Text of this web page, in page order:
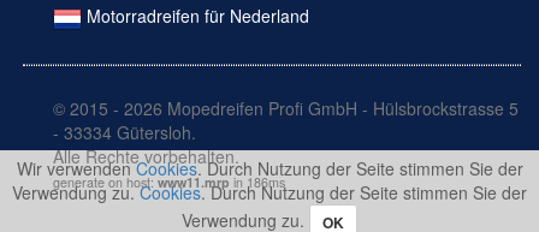
Wir verwendenCookies. Durch Nutzung der Seite stimmen Sie der
Verwendung zu.Cookies. Durch Nutzung der Seite stimmen Sie der
Verwendung zu.
OK
Motorradreifen für Nederland
© 2015 - 2026 Mopedreifen Profi GmbH - Hülsbrockstrasse 5
- 33334 Gütersloh.
Alle Rechte vorbehalten.
generate on host:www11.mrpin 186ms